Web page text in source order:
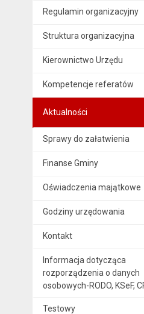
Regulamin organizacyjny
Struktura organizacyjna
Kierownictwo Urzędu
Kompetencje referatów
Aktualności
Sprawy do załatwienia
Finanse Gminy
Oświadczenia majątkowe
Godziny urzędowania
Kontakt
Informacja dotycząca
rozporządzenia o danych
osobowych-RODO, KSeF,
Testowy